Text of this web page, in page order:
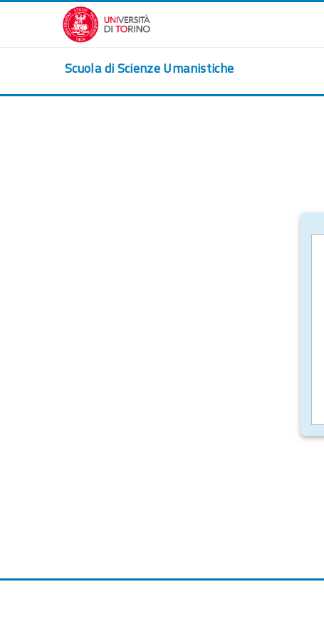
Salta al contenido principal
Scuola di Scienze Umanistiche